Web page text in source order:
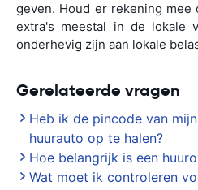
geven. Houd er rekening
extra's meestal in de lokale
onderhevig zijn aan lokale
Gerelateerde vragen
Heb ik de pincode van
huurauto op te halen?
Hoe belangrijk is een
Wat moet ik controleren